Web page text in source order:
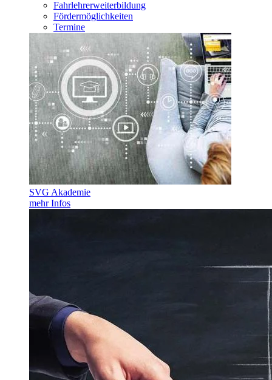
Fahrlehrerweiterbildung
Fördermöglichkeiten
Termine
SVG Akademie
mehr Infos